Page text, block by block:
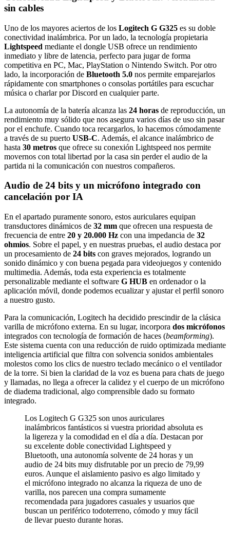
sin cables
Uno de los mayores aciertos de los Logitech G G325 es su doble
conectividad inalámbrica. Por un lado, la tecnología propietaria
Lightspeed mediante el dongle USB ofrece un rendimiento
inmediato y libre de latencia, perfecto para jugar de forma
competitiva en PC, Mac, PlayStation o Nintendo Switch. Por otro
lado, la incorporación de Bluetooth 5.0 nos permite emparejarlos
rápidamente con smartphones o consolas portátiles para escuchar
música o charlar por Discord en cualquier parte.
La autonomía de la batería alcanza las 24 horas de reproducción, un
rendimiento muy sólido que nos asegura varios días de uso sin pasar
por el enchufe. Cuando toca recargarlos, lo hacemos cómodamente
a través de su puerto USB-C. Además, el alcance inalámbrico de
hasta 30 metros que ofrece su conexión Lightspeed nos permite
movernos con total libertad por la casa sin perder el audio de la
partida ni la comunicación con nuestros compañeros.
Audio de 24 bits y un micrófono integrado con
cancelación por IA
En el apartado puramente sonoro, estos auriculares equipan
transductores dinámicos de 32 mm que ofrecen una respuesta de
frecuencia de entre 20 y 20.000 Hz con una impedancia de 32
ohmios. Sobre el papel, y en nuestras pruebas, el audio destaca por
un procesamiento de 24 bits con graves mejorados, logrando un
sonido dinámico y con buena pegada para videojuegos y contenido
multimedia. Además, toda esta experiencia es totalmente
personalizable mediante el software G HUB en ordenador o la
aplicación móvil, donde podemos ecualizar y ajustar el perfil sonoro
a nuestro gusto.
Para la comunicación, Logitech ha decidido prescindir de la clásica
varilla de micrófono externa. En su lugar, incorpora dos micrófonos
integrados con tecnología de formación de haces (beamforming).
Este sistema cuenta con una reducción de ruido optimizada mediante
inteligencia artificial que filtra con solvencia sonidos ambientales
molestos como los clics de nuestro teclado mecánico o el ventilador
de la torre. Si bien la claridad de la voz es buena para chats de juego
y llamadas, no llega a ofrecer la calidez y el cuerpo de un micrófono
de diadema tradicional, algo comprensible dado su formato
integrado.
Los Logitech G G325 son unos auriculares
inalámbricos fantásticos si vuestra prioridad absoluta es
la ligereza y la comodidad en el día a día. Destacan por
su excelente doble conectividad Lightspeed y
Bluetooth, una autonomía solvente de 24 horas y un
audio de 24 bits muy disfrutable por un precio de 79,99
euros. Aunque el aislamiento pasivo es algo limitado y
el micrófono integrado no alcanza la riqueza de uno de
varilla, nos parecen una compra sumamente
recomendada para jugadores casuales y usuarios que
buscan un periférico todoterreno, cómodo y muy fácil
de llevar puesto durante horas.